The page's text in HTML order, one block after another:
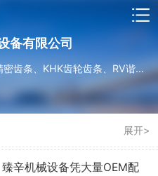
备有限公司
主营产品：ZCIV精密齿条、KHK齿轮齿条、RV谐波减速机、HD谐波减速机
展开>
臻辛机械设备凭大量OEM配